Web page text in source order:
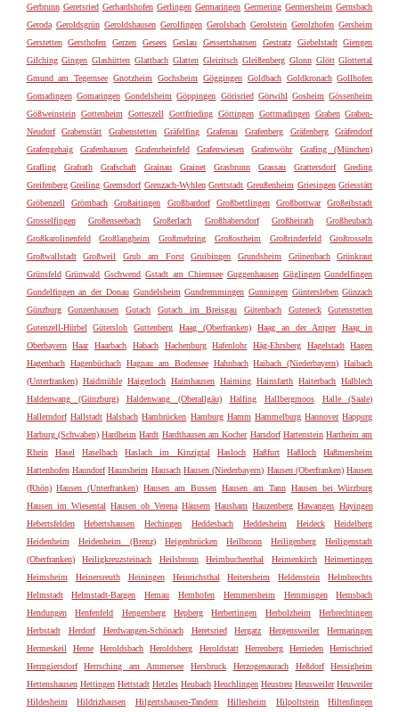
Gerbrunn Geretsried Gerhardshofen Gerlingen Germaringen Germering Germersheim Gernsbach
Geroda Geroldsgrün Geroldshausen Gerolfingen Gerolsbach Gerolstein Gerolzhofen Gersheim
Gerstetten
Gersthofen Gerzen Gesees Geslau Gessertshausen Gestratz Giebelstadt
Giengen
Gilching Gingen Glashütten Glattbach Glatten Gleiritsch Gleißenberg Glonn Glött Glottertal
Gmund am Tegernsee Gnotzheim Gochsheim Göggingen Goldbach Goldkronach Gollhofen
Gomadingen Gomaringen Gondelsheim Göppingen Görisried Görwihl Gosheim Gössenheim
Gößweinstein Gottenheim Gotteszell Gottfrieding Göttingen Gottmadingen Graben Graben-
Neudorf
Grabenstätt Grabenstetten Gräfelfing Grafenau Grafenberg Gräfenberg
Gräfendorf
Grafengehaig
Grafenhausen Grafenrheinfeld Grafenwiesen Grafenwöhr
Grafing (München)
Grafling
Grafrath Grafschaft Grainau Grainet Grasbrunn Grassau Grattersdorf
Greding
Greifenberg Greiling Gremsdorf Grenzach-Wyhlen Grettstadt Greußenheim Griesingen Griesstätt
Gröbenzell
Grömbach Großaitingen Großbardorf Großbettlingen Großbottwar
Großeibstadt
Grosselfingen
Großenseebach Großerlach Großhabersdorf Großheirath
Großheubach
Großkarolinenfeld
Großlangheim Großmehring Großostheim Großrinderfeld
Großrosseln
Großwallstadt
Großweil Grub am Forst Gruibingen Grundsheim Grünenbach
Grünkraut
Grünsfeld Grünwald Gschwend Gstadt am Chiemsee Guggenhausen Güglingen Gundelfingen
Gundelfingen an der Donau Gundelsheim Gundremmingen Gunningen Güntersleben Günzach
Günzburg
Gunzenhausen Gutach Gutach im Breisgau Gütenbach Guteneck
Gutenstetten
Gutenzell-Hürbel
Gütersloh Guttenberg Haag (Oberfranken) Haag an der Amper
Haag in
Oberbayern
Haar Haarbach Habach Hachenburg Hafenlohr Häg-Ehrsberg Hagelstadt
Hagen
Hagenbach Hagenbüchach Hagnau am Bodensee Hahnbach Haibach (Niederbayern) Haibach
(Unterfranken) Haidmühle Haigerloch Haimhausen Haiming Hainsfarth Haiterbach Halblech
Haldenwang (Günzburg)
Haldenwang (Oberallgäu) Halfing Hallbergmoos
Halle (Saale)
Hallerndorf Hallstadt Halsbach Hambrücken Hamburg Hamm Hammelburg Hannover Happurg
Harburg (Schwaben) Hardheim Hardt Hardthausen am Kocher Harsdorf Hartenstein Hartheim am
Rhein
Hasel Haselbach Haslach im Kinzigtal Hasloch Haßfurt Haßloch
Haßmersheim
Hattenhofen Haundorf Haunsheim Hausach Hausen (Niederbayern) Hausen (Oberfranken) Hausen
(Rhön) Hausen (Unterfranken) Hausen am Bussen Hausen am Tann Hausen bei Würzburg
Hausen im Wiesental Hausen ob Verena Häusern Hausham Hauzenberg Hawangen Hayingen
Hebertsfelden
Hebertshausen Hechingen Heddesbach Heddesheim Heideck
Heidelberg
Heidenheim
Heidenheim (Brenz) Heigenbrücken Heilbronn Heiligenberg
Heiligenstadt
(Oberfranken)
Heiligkreuzsteinach Heilsbronn Heimbuchenthal Heimenkirch
Heimertingen
Heimsheim
Heinersreuth Heiningen Heinrichsthal Heitersheim Heldenstein
Helmbrechts
Helmstadt
Helmstadt-Bargen Hemau Hemhofen Hemmersheim Hemmingen
Hemsbach
Hendungen
Henfenfeld Hengersberg Hepberg Herbertingen Herbolzheim
Herbrechtingen
Herbstadt
Herdorf Herdwangen-Schönach Heretsried Hergatz Hergensweiler
Hermaringen
Hermeskeil
Herne Heroldsbach Heroldsberg Heroldstatt Herrenberg Herrieden
Herrischried
Herrngiersdorf
Herrsching am Ammersee Hersbruck Herzogenaurach Heßdorf
Hessigheim
Hettenshausen Hettingen Hettstadt Hetzles Heubach Heuchlingen Heustreu Heusweiler Heuweiler
Hildesheim
Hildrizhausen Hilgertshausen-Tandern Hillesheim Hilpoltstein
Hiltenfingen